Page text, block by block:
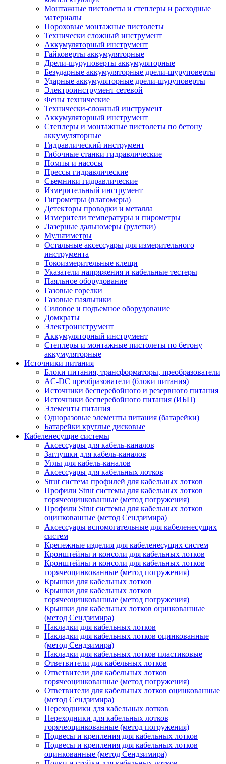
Монтажные пистолеты и степлеры и расходные
материалы
Пороховые монтажные пистолеты
Технически сложный инструмент
Аккумуляторный инструмент
Гайковерты аккумуляторные
Дрели-шуруповерты аккумуляторные
Безударные аккумуляторные дрели-шуруповерты
Ударные аккумуляторные дрели-шуруповерты
Электроинструмент сетевой
Фены технические
Технически-сложный инструмент
Аккумуляторный инструмент
Степлеры и монтажные пистолеты по бетону
аккумуляторные
Гидравлический инструмент
Гибочные станки гидравлические
Помпы и насосы
Прессы гидравлические
Съемники гидравлические
Измерительный инструмент
Гигрометры (влагомеры)
Детекторы проводки и металла
Измерители температуры и пирометры
Лазерные дальномеры (рулетки)
Мультиметры
Остальные аксессуары для измерительного
инструмента
Токоизмерительные клещи
Указатели напряжения и кабельные тестеры
Паяльное оборудование
Газовые горелки
Газовые паяльники
Силовое и подъемное оборудование
Домкраты
Электроинструмент
Аккумуляторный инструмент
Степлеры и монтажные пистолеты по бетону
аккумуляторные
Источники питания
Блоки питания, трансформаторы, преобразователи
AC-DC преобразователи (блоки питания)
Источники бесперебойного и резервного питания
Источники бесперебойного питания (ИБП)
Элементы питания
Одноразовые элементы питания (батарейки)
Батарейки круглые дисковые
Кабеленесущие системы
Аксессуары для кабель-каналов
Заглушки для кабель-каналов
Углы для кабель-каналов
Аксессуары для кабельных лотков
Strut система профилей для кабельных лотков
Профили Strut системы для кабельных лотков
горячеоцинкованные (метод погружения)
Профили Strut системы для кабельных лотков
оцинкованные (метод Сендзимира)
Аксессуары вспомогательные для кабеленесущих
систем
Крепежные изделия для кабеленесущих систем
Кронштейны и консоли для кабельных лотков
Кронштейны и консоли для кабельных лотков
горячеоцинкованные (метод погружения)
Крышки для кабельных лотков
Крышки для кабельных лотков
горячеоцинкованные (метод погружения)
Крышки для кабельных лотков оцинкованные
(метод Сендзимира)
Накладки для кабельных лотков
Накладки для кабельных лотков оцинкованные
(метод Сендзимира)
Накладки для кабельных лотков пластиковые
Ответвители для кабельных лотков
Ответвители для кабельных лотков
горячеоцинкованные (метод погружения)
Ответвители для кабельных лотков оцинкованные
(метод Сендзимира)
Переходники для кабельных лотков
Переходники для кабельных лотков
горячеоцинкованные (метод погружения)
Подвесы и крепления для кабельных лотков
Подвесы и крепления для кабельных лотков
оцинкованные (метод Сендзимира)